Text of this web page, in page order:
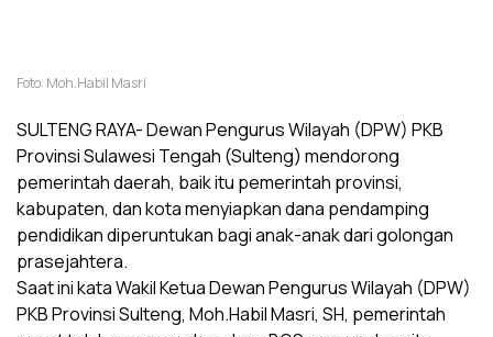
Foto: Moh.Habil Masri
SULTENG RAYA- Dewan Pengurus Wilayah (DPW) PKB
Provinsi Sulawesi Tengah (Sulteng) mendorong
pemerintah daerah, baik itu pemerintah provinsi,
kabupaten, dan kota menyiapkan dana pendamping
pendidikan diperuntukan bagi anak-anak dari golongan
prasejahtera.
Saat ini kata Wakil Ketua Dewan Pengurus Wilayah (DPW)
PKB Provinsi Sulteng, Moh.Habil Masri, SH, pemerintah